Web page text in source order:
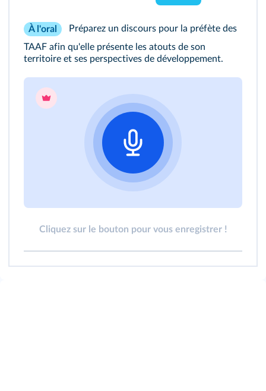
À l'oral
Préparez un discours pour la préfète des
TAAF afin qu'elle présente les atouts de son
territoire et ses perspectives de développement.
Cliquez sur le bouton pour vous enregistrer !